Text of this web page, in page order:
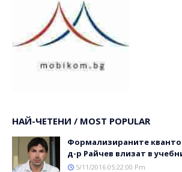
НАЙ-ЧЕТЕНИ / MOST POPULAR
Формализираните
д-р Райчев влизат в
5/11/2016 05:22:00 Pm